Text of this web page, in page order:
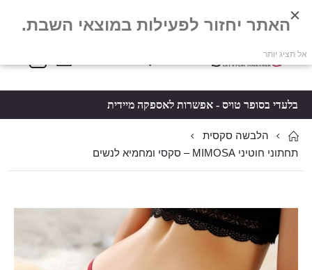
Toggle
סל קניות
בלעדי בסופר טויס - אפשרות לאספקה מיידית
הלבשה סקסית
תחתוני חוטיני MIMOSA – סקסי ומחמיא לנשים
לסוף
גלריית
תמונות
להתחלה
גלריית
תמונות
האתר יחזור לפעילות במוצאי השבת.
אל תציג יותר